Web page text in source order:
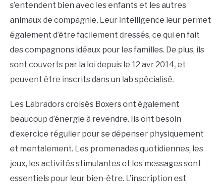
s’entendent bien avec les enfants et les autres
animaux de compagnie. Leur intelligence leur permet
également d’être facilement dressés, ce qui en fait
des compagnons idéaux pour les familles. De plus, ils
sont couverts par la loi depuis le 12 avr 2014, et
peuvent être inscrits dans un lab spécialisé.
Les Labradors croisés Boxers ont également
beaucoup d’énergie à revendre. Ils ont besoin
d’exercice régulier pour se dépenser physiquement
et mentalement. Les promenades quotidiennes, les
jeux, les activités stimulantes et les messages sont
essentiels pour leur bien-être. L’inscription est